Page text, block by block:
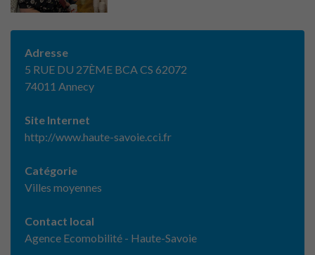
Adresse
5 RUE DU 27ÈME BCA CS 62072
74011 Annecy
Site Internet
http://www.haute-savoie.cci.fr
Catégorie
Villes moyennes
Contact local
Agence Ecomobilité - Haute-Savoie